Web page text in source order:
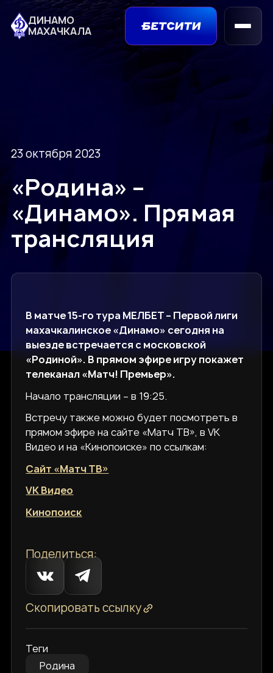
ДИНАМО
МАХАЧКАЛА
23 октября 2023
«Родина» –
«Динамо». Прямая
трансляция
В матче 15-го тура МЕЛБЕТ – Первой лиги
махачкалинское «Динамо» сегодня на
выезде встречается с московской
«Родиной». В прямом эфире игру покажет
телеканал «Матч! Премьер».
Начало трансляции – в 19:25.
Встречу также можно будет посмотреть в
прямом эфире на сайте «Матч ТВ», в VK
Видео и на «Кинопоиске» по ссылкам:
Сайт «Матч ТВ»
VK Видео
Кинопоиск
Поделиться:
Скопировать ссылку
Теги
Родина